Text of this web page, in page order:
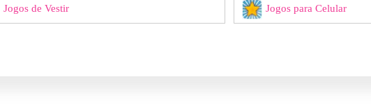
Jogos de Vestir Jogos para Celular